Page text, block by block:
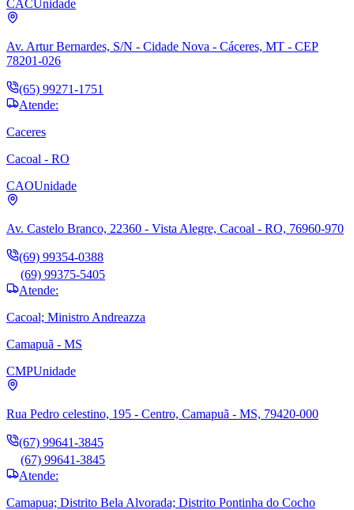
CACUnidade
Av. Artur Bernardes, S/N - Cidade Nova - Cáceres, MT - CEP
78201-026
(65) 99271-1751
Atende:
Caceres
Cacoal - RO
CAOUnidade
Av. Castelo Branco, 22360 - Vista Alegre, Cacoal - RO, 76960-970
(69) 99354-0388
(69) 99375-5405
Atende:
Cacoal; Ministro Andreazza
Camapuã - MS
CMPUnidade
Rua Pedro celestino, 195 - Centro, Camapuã - MS, 79420-000
(67) 99641-3845
(67) 99641-3845
Atende:
Camapua; Distrito Bela Alvorada; Distrito Pontinha do Cocho